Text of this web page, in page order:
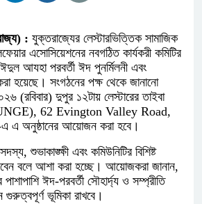
: যুক্তরাজ্যের লেস্টারভিত্তিক সামাজিক
এসোসিয়েশনের নবগঠিত কার্যকরী কমিটির
আযহা পরবর্তী ঈদ পুনর্মিলনী এবং
হয়েছে। সংগঠনের পক্ষ থেকে জানানো
(রবিবার) দুপুর ১২টায় লেস্টারের তাইবা
62 Evington Valley Road,
অনুষ্ঠানের আয়োজন করা হবে।
শুভাকাঙ্ক্ষী এবং কমিউনিটির বিশিষ্ট
বলে আশা করা হচ্ছে। আয়োজকরা জানান,
পাশাপাশি ঈদ-পরবর্তী সৌহার্দ্য ও সম্প্রীতি
ভূমিকা রাখবে।